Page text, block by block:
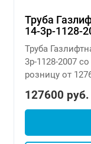
Труба
14-3р-1128-
Труба
3р-1128-2007
розницу от
127600